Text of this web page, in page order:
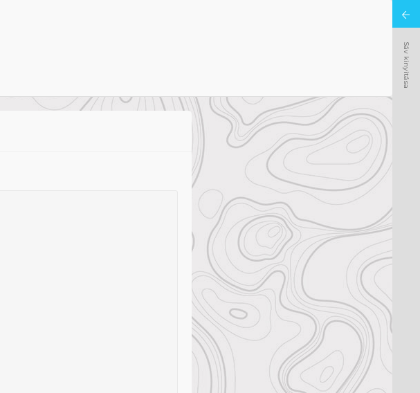
Sáv kinyitása